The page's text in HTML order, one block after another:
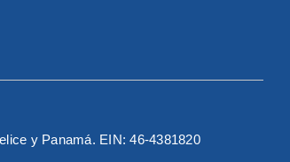
y Panamá. EIN: 46-4381820